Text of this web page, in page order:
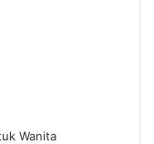
Wanita